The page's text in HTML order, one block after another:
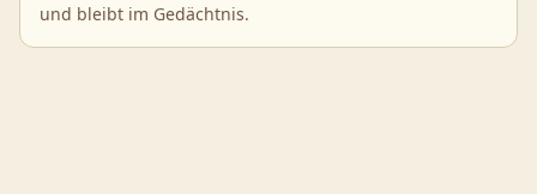
und bleibt im Gedächtnis.